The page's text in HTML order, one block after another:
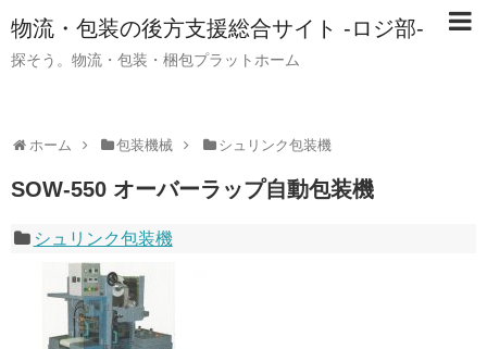
物流・包装の後方支援総合サイト -ロジ部-
探そう。物流・包装・梱包プラットホーム
ホーム 包装機械 シュリンク包装機
SOW-550 オーバーラップ自動包装機
シュリンク包装機